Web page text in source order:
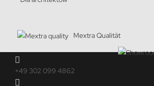
Mextra Qualität
+49 302 099 4862